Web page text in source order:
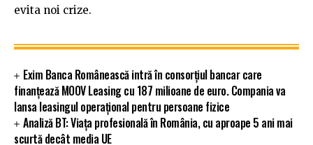
evita noi crize.
Exim Banca Românească intră în consorțiul bancar care
finanțează MOOV Leasing cu 187 milioane de euro. Compania va
lansa leasingul operațional pentru persoane fizice
Analiză BT: Viața profesională în România, cu aproape 5 ani mai
scurtă decât media UE